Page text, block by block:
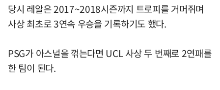
당시 레알은 2017~2018시즌까지 트로피를 거머쥐며
사상 최초로 3연속 우승을 기록하기도 했다.
PSG가 아스널을 꺾는다면 UCL 사상 두 번째로 2연패를
한 팀이 된다.